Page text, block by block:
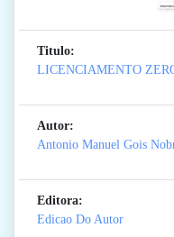
Titulo:
LICENCIAMENTO
Autor:
Antonio Manuel Gois
Editora:
Edicao Do Autor